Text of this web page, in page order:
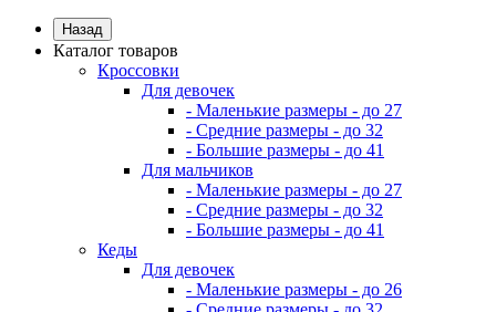
Назад
Каталог товаров
Кроссовки
Для девочек
- Маленькие размеры - до 27
- Средние размеры - до 32
- Большие размеры - до 41
Для мальчиков
- Маленькие размеры - до 27
- Средние размеры - до 32
- Большие размеры - до 41
Кеды
Для девочек
- Маленькие размеры - до 26